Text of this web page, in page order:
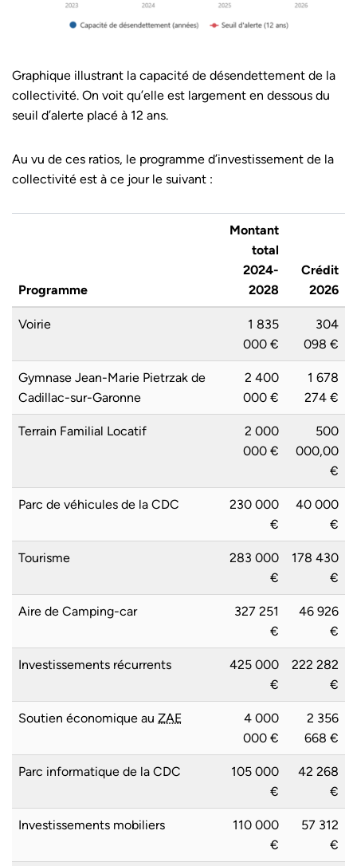
Graphique illustrant la capacité de désendettement de la
collectivité. On voit qu’elle est largement en dessous du
seuil d’alerte placé à 12 ans.
Au vu de ces ratios, le programme d’investissement de la
collectivité est à ce jour le suivant :
Programme
Montant
total
2024-
2028
Crédit
2026
Voirie
1 835
000 €
304
098 €
Gymnase Jean-Marie Pietrzak de
Cadillac-sur-Garonne
2 400
000 €
1 678
274 €
Terrain Familial Locatif
2 000
000 €
500
000,00
€
Parc de véhicules de la CDC
230 000
€
40 000
€
Tourisme
283 000
€
178 430
€
Aire de Camping-car
327 251
€
46 926
€
Investissements récurrents
425 000
€
222 282
€
Soutien économique au ZAE
4 000
000 €
2 356
668 €
Parc informatique de la CDC
105 000
€
42 268
€
Investissements mobiliers
110 000
€
57 312
€